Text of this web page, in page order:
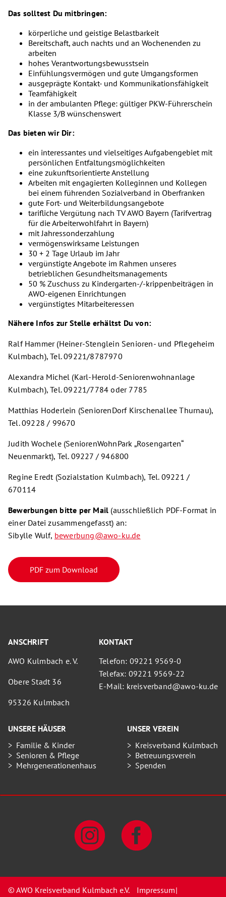
Das solltest Du mitbringen:
körperliche und geistige Belastbarkeit
Bereitschaft, auch nachts und an Wochenenden zu
arbeiten
hohes Verantwortungsbewusstsein
Einfühlungsvermögen und gute Umgangsformen
ausgeprägte Kontakt- und Kommunikationsfähigkeit
Teamfähigkeit
in der ambulanten Pflege: gültiger PKW-Führerschein
Klasse 3/B wünschenswert
Das bieten wir Dir:
ein interessantes und vielseitiges Aufgabengebiet mit
persönlichen Entfaltungsmöglichkeiten
eine zukunftsorientierte Anstellung
Arbeiten mit engagierten Kolleginnen und Kollegen
bei einem führenden Sozialverband in Oberfranken
gute Fort- und Weiterbildungsangebote
tarifliche Vergütung nach TV AWO Bayern (Tarifvertrag
für die Arbeiterwohlfahrt in Bayern)
mit Jahressonderzahlung
vermögenswirksame Leistungen
30 + 2 Tage Urlaub im Jahr
vergünstigte Angebote im Rahmen unseres
betrieblichen Gesundheitsmanagements
50 % Zuschuss zu Kindergarten-/-krippenbeiträgen in
AWO-eigenen Einrichtungen
vergünstigtes Mitarbeiteressen
Nähere Infos zur Stelle erhältst Du von:
Ralf Hammer (Heiner-Stenglein Senioren- und Pflegeheim
Kulmbach), Tel. 09221/8787970
Alexandra Michel (Karl-Herold-Seniorenwohnanlage
Kulmbach), Tel. 09221/7784 oder 7785
Matthias Hoderlein (SeniorenDorf Kirschenallee Thurnau),
Tel. 09228 / 99670
Judith Wochele (SeniorenWohnPark „Rosengarten“
Neuenmarkt), Tel. 09227 / 946800
Regine Eredt (Sozialstation Kulmbach), Tel. 09221 /
670114
Bewerbungen bitte per Mail (ausschließlich PDF-Format in
einer Datei zusammengefasst) an:
Sibylle Wulf, bewerbung@awo-ku.de
PDF zum Download
ANSCHRIFT
AWO Kulmbach e. V.
Obere Stadt 36
95326 Kulmbach
KONTAKT
Telefon: 09221 9569-0
Telefax: 09221 9569-22
E-Mail: kreisverband@awo-ku.de
UNSERE HÄUSER
Familie & Kinder
Senioren & Pflege
Mehrgenerationenhaus
UNSER VEREIN
Kreisverband Kulmbach
Betreuungsverein
Spenden
© AWO Kreisverband Kulmbach e.V.
Impressum|